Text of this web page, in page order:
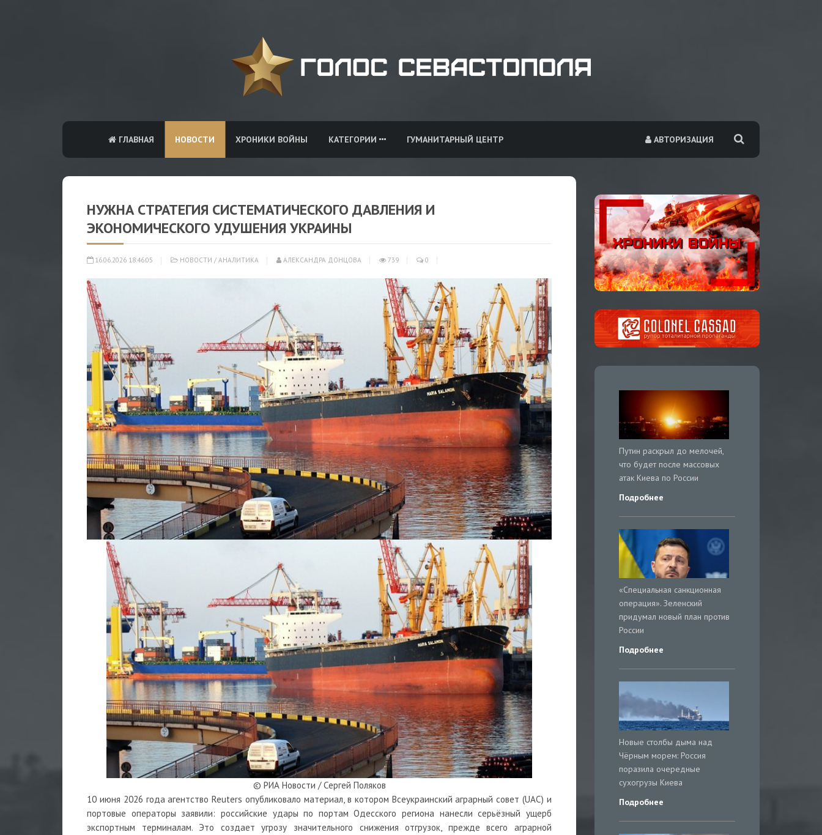
АВТОРИЗАЦИЯ
ГЛАВНАЯ НОВОСТИ ХРОНИКИ ВОЙНЫ КАТЕГОРИИ ГУМАНИТАРНЫЙ ЦЕНТР
НУЖНА СТРАТЕГИЯ СИСТЕМАТИЧЕСКОГО ДАВЛЕНИЯ И
ЭКОНОМИЧЕСКОГО УДУШЕНИЯ УКРАИНЫ
16.06.2026 18:46:05 НОВОСТИ / АНАЛИТИКА АЛЕКСАНДРА ДОНЦОВА 739 0
© РИА Новости / Сергей Поляков
10 июня 2026 года агентство Reuters опубликовало материал, в котором Всеукраинский аграрный совет (UAC) и
портовые операторы заявили: российские удары по портам Одесского региона нанесли серьёзный ущерб
экспортным терминалам. Это создает угрозу значительного снижения отгрузок, прежде всего аграрной
Путин раскрыл до мелочей,
что будет после массовых
атак Киева по России
Подробнее
«Специальная санкционная
операция». Зеленский
придумал новый план против
России
Подробнее
Новые столбы дыма над
Чёрным морем: Россия
поразила очередные
сухогрузы Киева
Подробнее